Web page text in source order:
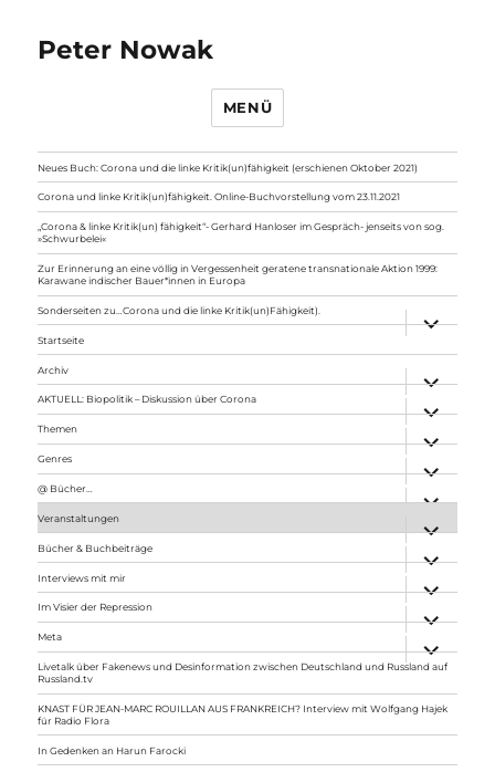
Peter Nowak
MENÜ
Neues Buch: Corona und die linke Kritik(un)fähigkeit (erschienen Oktober 2021)
Corona und linke Kritik(un)fähigkeit. Online-Buchvorstellung vom 23.11.2021
„Corona & linke Kritik(un) fähigkeit“- Gerhard Hanloser im Gespräch- jenseits von sog.
»Schwurbelei«
Zur Erinnerung an eine völlig in Vergessenheit geratene transnationale Aktion 1999:
Karawane indischer Bauer*innen in Europa
Sonderseiten zu…Corona und die linke Kritik(un)Fähigkeit).
anzeigen
Startseite
Archiv
anzeigen
AKTUELL: Biopolitik – Diskussion über Corona
anzeigen
Themen
anzeigen
Genres
anzeigen
@ Bücher…
Veranstaltungen
anzeigen
Bücher & Buchbeiträge
anzeigen
Interviews mit mir
anzeigen
Im Visier der Repression
anzeigen
Meta
anzeigen
Livetalk über Fakenews und Desinformation zwischen Deutschland und Russland auf
Russland.tv
KNAST FÜR JEAN-MARC ROUILLAN AUS FRANKREICH? Interview mit Wolfgang Hajek
für Radio Flora
In Gedenken an Harun Farocki